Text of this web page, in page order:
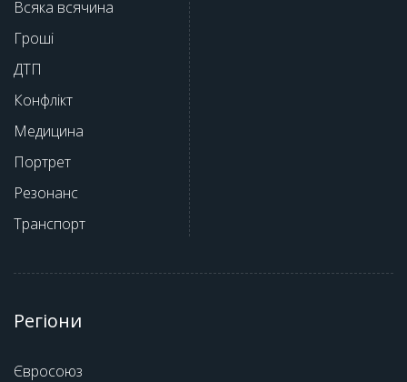
Всяка всячина
Гроші
ДТП
Конфлікт
Медицина
Портрет
Резонанс
Транспорт
Регіони
Євросоюз